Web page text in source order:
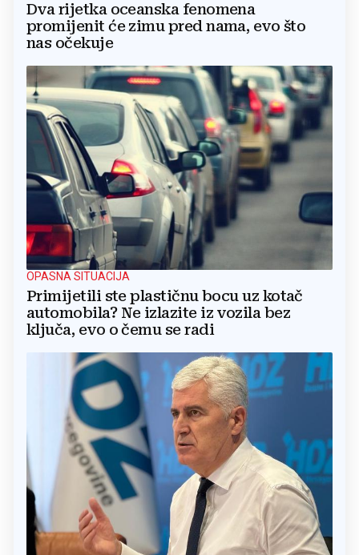
Dva rijetka oceanska fenomena
promijenit će zimu pred nama, evo što
nas očekuje
OPASNA SITUACIJA
Primijetili ste plastičnu bocu uz kotač
automobila? Ne izlazite iz vozila bez
ključa, evo o čemu se radi